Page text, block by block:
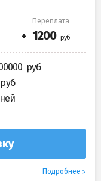
Переплата
Подробнее